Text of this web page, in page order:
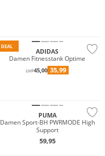
DEAL
ADIDAS
Damen Fitnesstank Optime
UVP45,00 35,99
PUMA
Damen Sport-BH PWRMODE High
Support
59,95